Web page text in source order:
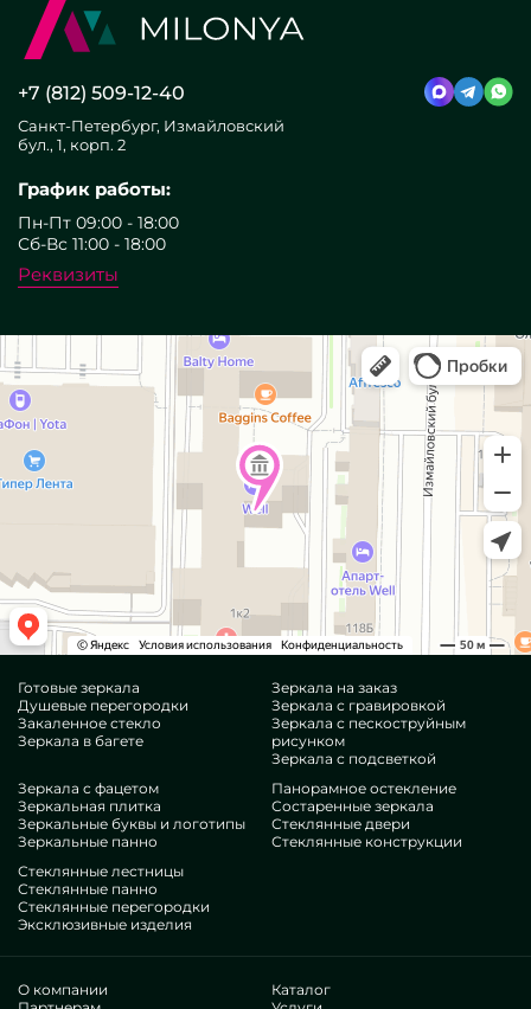
+7 (812) 509-12-40
Санкт-Петербург, Измайловский
бул., 1, корп. 2
График работы:
Пн-Пт 09:00 - 18:00
Сб-Вс 11:00 - 18:00
Реквизиты
Готовые зеркала
Душевые перегородки
Закаленное стекло
Зеркала в багете
Зеркала на заказ
Зеркала с гравировкой
Зеркала с пескоструйным
рисунком
Зеркала с подсветкой
Зеркала с фацетом
Зеркальная плитка
Зеркальные буквы и логотипы
Зеркальные панно
Панорамное остекление
Состаренные зеркала
Стеклянные двери
Стеклянные конструкции
Стеклянные лестницы
Стеклянные панно
Стеклянные перегородки
Эксклюзивные изделия
О компании
Каталог